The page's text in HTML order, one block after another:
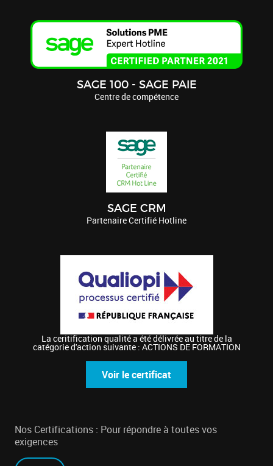
SAGE 100 - SAGE PAIE
SAGE CRM
catégorie d'action suivante : ACTIONS DE FORMATION
Nos Certifications : Pour répondre à toutes vos
exigences